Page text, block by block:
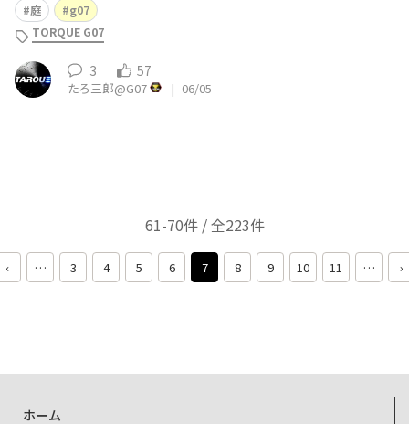
庭
g07
TORQUE G07
3 57
たろ三郎@G07 | 06/05
61-70件 / 全223件
‹ … 3 4 5 6 7 8 9 10 11 … ›
ホーム